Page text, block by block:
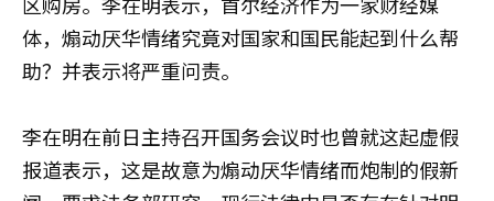
体，煽动厌华情绪究竟对国家和国民能起到什么帮
助？并表示将严重问责。
李在明在前日主持召开国务会议时也曾就这起虚假
报道表示，这是故意为煽动厌华情绪而炮制的假新